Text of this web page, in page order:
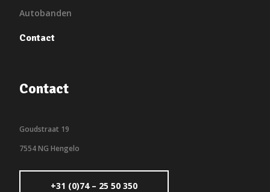
Autobanden
Contact
Contact
Goudstraat 19
7554 NG Hengelo
+31 (0)74 – 25 50 350